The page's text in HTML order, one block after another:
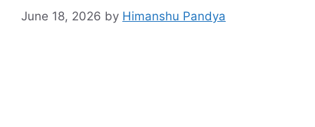
June 18, 2026 by Himanshu Pandya